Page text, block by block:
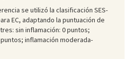
se utilizó la clasificación SES-
EC, adaptando la puntuación de
sin inflamación: 0 puntos;
inflamación moderada-